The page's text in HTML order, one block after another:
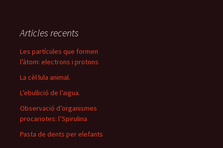
:Articles recents
Les partícules que formen
l’àtom: electrons i protons
La cèl·lula animal.
L’ebullició de l’aigua.
Observació d’organismes
procariotes: l’Spirulina
Pasta de dents per elefants